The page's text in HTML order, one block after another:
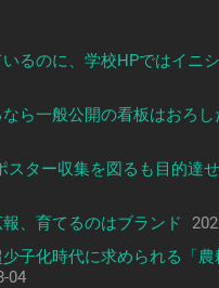
るのに、学校HPではイニ
ら一般公開の看板はおろ
スター収集を図るも目的達
報、育てるのはブランド
子化時代に求められる「農
04